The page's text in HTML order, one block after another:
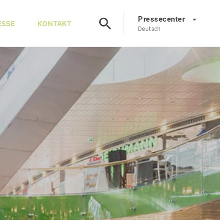
KONTAKT Pressecenter
Deutsch
EN